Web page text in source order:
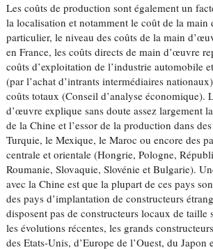
Les coûts de production sont également un
la localisation et notamment le coût de la main
particulier, le niveau des coûts de la main
en France, les coûts directs de main d’œuvre
coûts d’exploitation de l’industrie automobile
(par l’achat d’intrants intermédiaires
coûts totaux (Conseil d’analyse économique).
d’œuvre explique sans doute assez largement
de la Chine et l’essor de la production dans
Turquie, le Mexique, le Maroc ou encore des
centrale et orientale (Hongrie, Pologne,
Roumanie, Slovaquie, Slovénie et Bulgarie).
avec la Chine est que la plupart de ces pays
des pays d’implantation de constructeurs
disposent pas de constructeurs locaux de
les évolutions récentes, les grands
des Etats-Unis, d’Europe de l’Ouest, du Japon